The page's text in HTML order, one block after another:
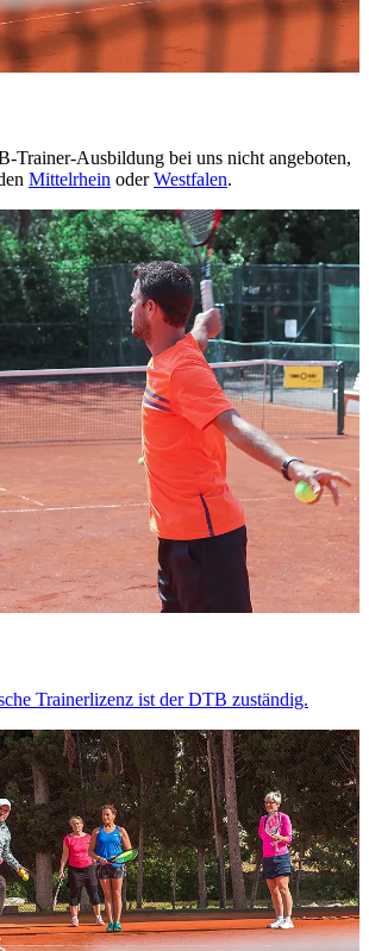
Trainer-Ausbildung bei uns nicht angeboten,
Mittelrhein oderWestfalen.
Trainerlizenz ist der DTB zuständig.